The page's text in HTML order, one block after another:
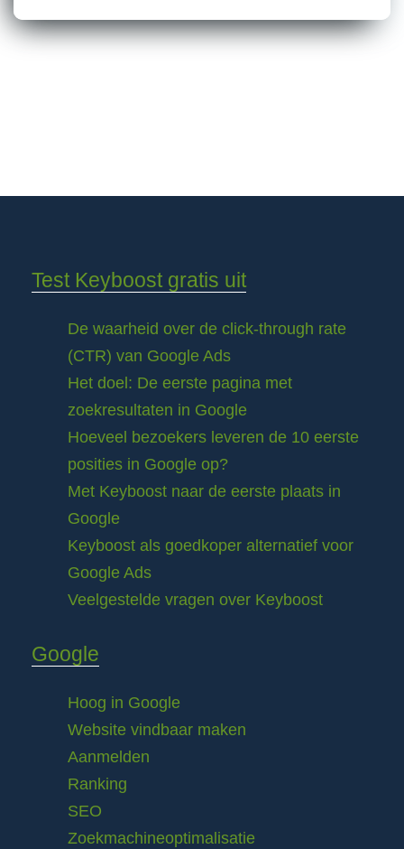
Test Keyboost gratis uit
De waarheid over de click-through rate
(CTR) van Google Ads
Het doel: De eerste pagina met
zoekresultaten in Google
Hoeveel bezoekers leveren de 10 eerste
posities in Google op?
Met Keyboost naar de eerste plaats in
Google
Keyboost als goedkoper alternatief voor
Google Ads
Veelgestelde vragen over Keyboost
Google
Hoog in Google
Website vindbaar maken
Aanmelden
Ranking
SEO
Zoekmachineoptimalisatie